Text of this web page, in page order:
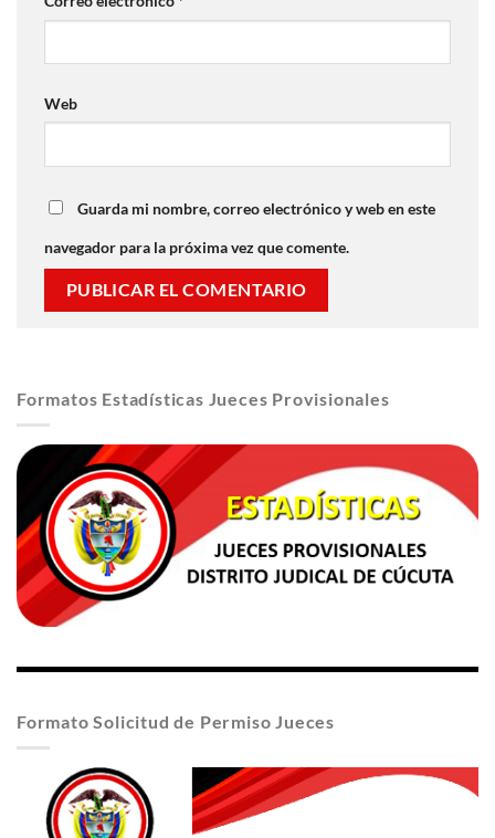
Web
Guarda mi nombre, correo electrónico y web en este
navegador para la próxima vez que comente.
Formatos Estadísticas Jueces Provisionales
Formato Solicitud de Permiso Jueces